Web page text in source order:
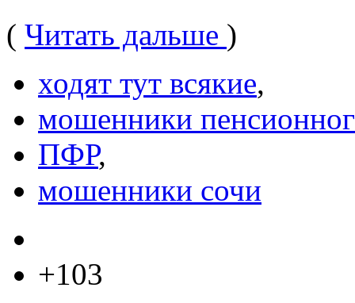
( Читать дальше )
ходят тут всякие,
мошенники
ПФР,
мошенники сочи
+103